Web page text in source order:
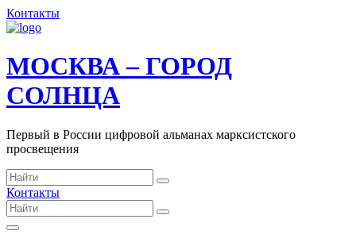
Контакты
МОСКВА – ГОРОД
СОЛНЦА
Первый в России цифровой альманах марксистского
просвещения
Контакты